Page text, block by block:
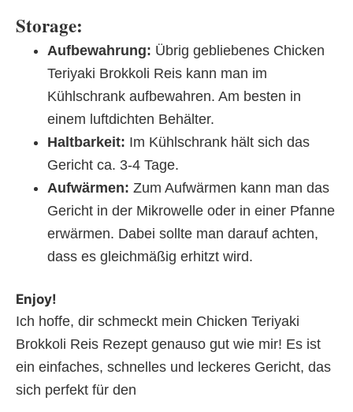
Storage:
Aufbewahrung: Übrig gebliebenes Chicken
Teriyaki Brokkoli Reis kann man im
Kühlschrank aufbewahren. Am besten in
einem luftdichten Behälter.
Haltbarkeit: Im Kühlschrank hält sich das
Gericht ca. 3-4 Tage.
Aufwärmen: Zum Aufwärmen kann man das
Gericht in der Mikrowelle oder in einer Pfanne
erwärmen. Dabei sollte man darauf achten,
dass es gleichmäßig erhitzt wird.
Enjoy!
Ich hoffe, dir schmeckt mein Chicken Teriyaki
Brokkoli Reis Rezept genauso gut wie mir! Es ist
ein einfaches, schnelles und leckeres Gericht, das
sich perfekt für den